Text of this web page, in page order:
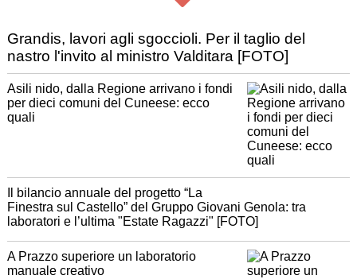
Grandis, lavori agli sgoccioli. Per il taglio del
nastro l'invito al ministro Valditara [FOTO]
Asili nido, dalla Regione arrivano i fondi
per dieci comuni del Cuneese: ecco
quali
Il bilancio annuale del progetto “La
Finestra sul Castello” del Gruppo Giovani Genola: tra
laboratori e l’ultima "Estate Ragazzi" [FOTO]
A Prazzo superiore un laboratorio
manuale creativo